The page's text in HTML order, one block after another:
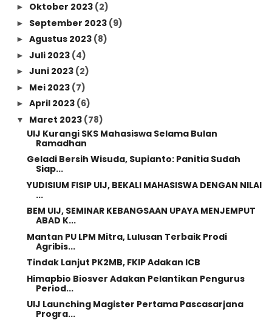
► Oktober 2023 (2)
► September 2023 (9)
► Agustus 2023 (8)
► Juli 2023 (4)
► Juni 2023 (2)
► Mei 2023 (7)
► April 2023 (6)
▼ Maret 2023 (78)
UIJ Kurangi SKS Mahasiswa Selama Bulan
Ramadhan
Geladi Bersih Wisuda, Supianto: Panitia Sudah
Siap...
YUDISIUM FISIP UIJ, BEKALI MAHASISWA DENGAN NILAI
...
BEM UIJ, SEMINAR KEBANGSAAN UPAYA MENJEMPUT
ABAD K...
Mantan PU LPM Mitra, Lulusan Terbaik Prodi
Agribis...
Tindak Lanjut PK2MB, FKIP Adakan ICB
Himapbio Biosver Adakan Pelantikan Pengurus
Period...
UIJ Launching Magister Pertama Pascasarjana
Progra...